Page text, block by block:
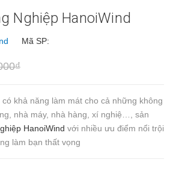
Nghiệp HanoiWind
Mã SP:
, có khả năng làm mát cho cả những không
nhà máy, nhà hàng, xí nghiệ…, sản
HanoiWind với nhiều ưu điểm nổi trội
làm bạn thất vọng